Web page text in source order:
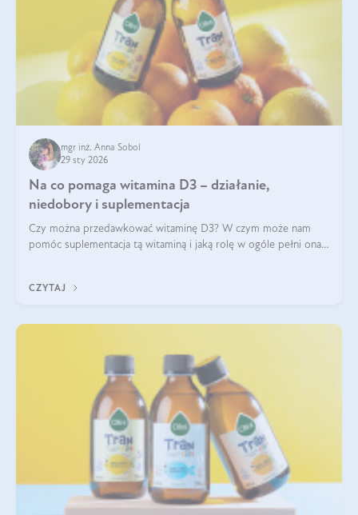
mgr inż. Anna Sobol
29 sty 2026
Na co pomaga witamina D3 – działanie,
niedobory i suplementacja
Czy można przedawkować witaminę D3? W czym może nam
pomóc suplementacja tą witaminą i jaką rolę w ogóle pełni ona
robić?
CZYTAJ